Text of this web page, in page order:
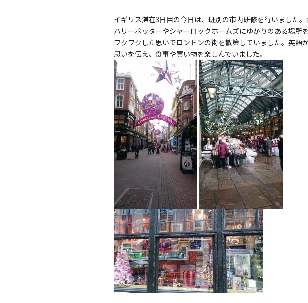
イギリス滞在3日目の今日は、班別の市内研修を行いました
ハリーポッターやシャーロックホームズにゆかりのある場所
ワクワクした思いでロンドンの街を散策していました。英
思いを伝え、食事や買い物を楽しんでいました。